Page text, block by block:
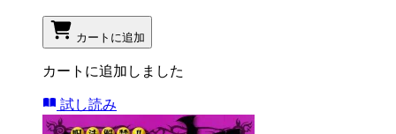
カートに追加
カートに追加しました
試し読み